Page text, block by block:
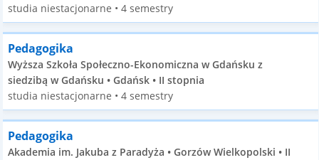
studia niestacjonarne • 4 semestry
Pedagogika
Wyższa Szkoła Społeczno-Ekonomiczna w Gdańsku z
siedzibą w Gdańsku • Gdańsk • II stopnia
studia niestacjonarne • 4 semestry
Pedagogika
Akademia im. Jakuba z Paradyża • Gorzów Wielkopolski • II